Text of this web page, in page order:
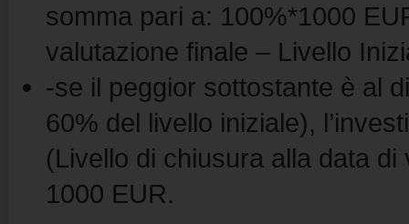
somma pari a: 100%*1000
valutazione finale – Livello
-se il peggior sottostante è al
60% del livello iniziale),
(Livello di chiusura alla data
1000 EUR.